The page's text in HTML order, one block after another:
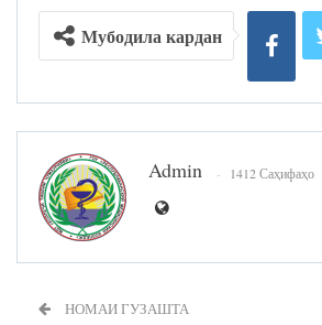
Мубодила кардан
Admin 1412 Саҳифаҳо
НОМАИ ГУЗАШТА